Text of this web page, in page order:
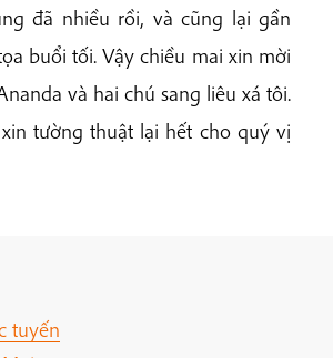
đã nhiều rồi, và cũng lại gần
buổi tối. Vậy chiều mai xin mời
và hai chú sang liêu xá tôi.
tường thuật lại hết cho quý vị
tuyến